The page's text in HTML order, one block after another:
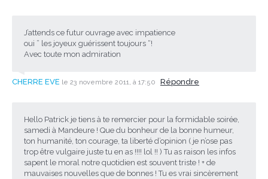
J’attends ce futur ouvrage avec impatience
oui ” les joyeux guérissent toujours “!
Avec toute mon admiration
CHERRE EVE le 23 novembre 2011, à 17:50 Répondre
Hello Patrick je tiens à te remercier pour la formidable soirée,
samedi à Mandeure ! Que du bonheur de la bonne humeur,
ton humanité, ton courage, ta liberté d’opinion ( je n’ose pas
trop être vulgaire juste tu en as !!!! lol !! ) Tu as raison les infos
sapent le moral notre quotidien est souvent triste ! + de
mauvaises nouvelles que de bonnes ! Tu es vrai sincèrement